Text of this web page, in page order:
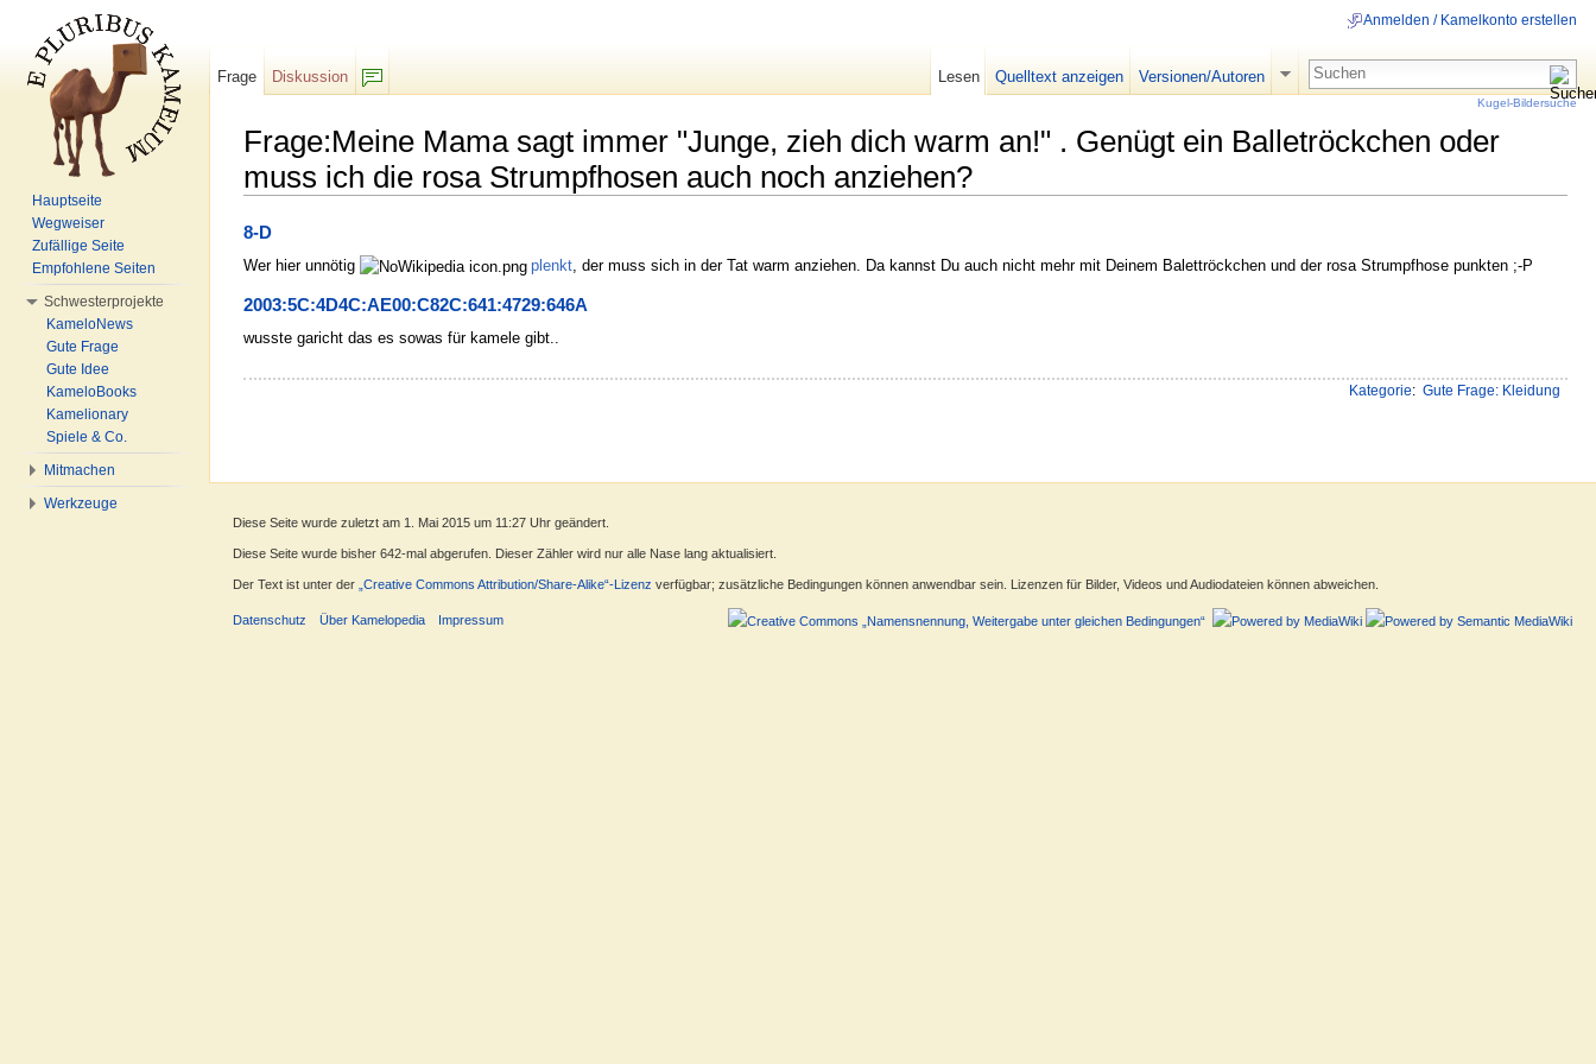
Frage:Meine Mama sagt immer "Junge, zieh dich warm an!" . Genügt ein Balletröckchen oder
muss ich die rosa Strumpfhosen auch noch anziehen?
8-D
Wer hier unnötig plenkt, der muss sich in der Tat warm anziehen. Da kannst Du auch nicht mehr mit Deinem Balettröckchen und der rosa Strumpfhose punkten ;-P
2003:5C:4D4C:AE00:C82C:641:4729:646A
wusste garicht das es sowas für kamele gibt..
Kategorie: Gute Frage: Kleidung
Anmelden / Kamelkonto erstellen
Frage
Diskussion
Lesen Quelltext anzeigen Versionen/Autoren
Kugel-Bildersuche
Hauptseite
Wegweiser
Zufällige Seite
Empfohlene Seiten
Schwesterprojekte
KameloNews
Gute Frage
Gute Idee
KameloBooks
Kamelionary
Spiele & Co.
Mitmachen
Werkzeuge
Diese Seite wurde zuletzt am 1. Mai 2015 um 11:27 Uhr geändert.
Diese Seite wurde bisher 642-mal abgerufen. Dieser Zähler wird nur alle Nase lang aktualisiert.
Der Text ist unter der „Creative Commons Attribution/Share-Alike“-Lizenz verfügbar; zusätzliche Bedingungen können anwendbar sein. Lizenzen für Bilder, Videos und Audiodateien können abweichen.
Datenschutz Über Kamelopedia Impressum